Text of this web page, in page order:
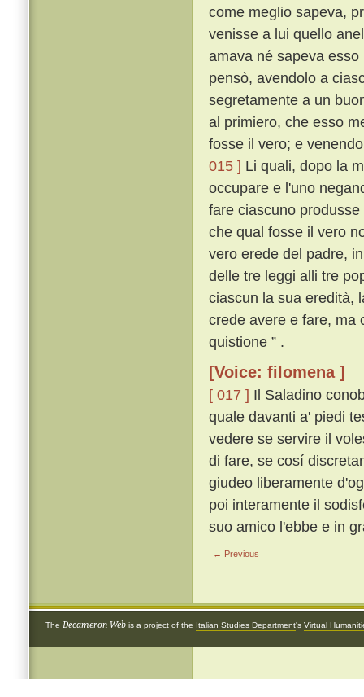
come meglio sapeva,
venisse a lui quello
amava né sapeva
pensò, avendolo a
segretamente a un
al primiero, che esso
fosse il vero; e
015 ] Li quali, dopo la
occupare e l'uno
fare ciascuno
che qual fosse il vero
vero erede del padre,
delle tre leggi alli tre
ciascun la sua eredità,
crede avere e fare, ma
quistione ” .
[Voice: filomena ]
[ 017 ] Il Saladino
quale davanti a' piedi
vedere se servire il
di fare, se cosí
giudeo liberamente
poi interamente il
suo amico l'ebbe e in
← Previous
The Decameron Web is a project of the Italian Studies Department's Virtual